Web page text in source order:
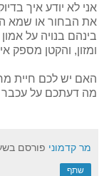
אני לא יודע איך
את הבחור או שמא
בינהם בנויה על
ומזון, והקטן מספק
האם יש לכם חיית
מה דעתכם על עכבר
מר קדמוני פורסם
שתף